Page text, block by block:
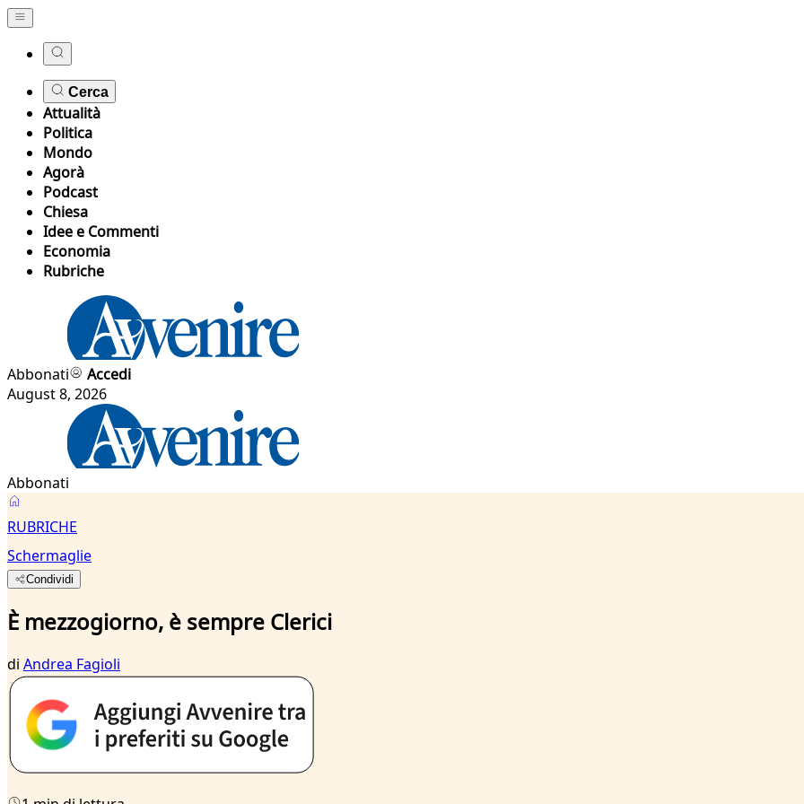
Cerca
Attualità
Politica
Mondo
Agorà
Podcast
Chiesa
Idee e Commenti
Economia
Rubriche
Abbonati
Accedi
August 8, 2026
Abbonati
RUBRICHE
Schermaglie
Condividi
È mezzogiorno, è sempre Clerici
di Andrea Fagioli